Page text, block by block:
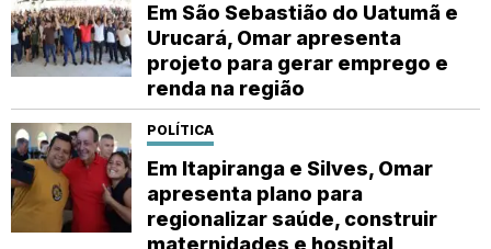
Em São Sebastião do Uatumã e
Urucará, Omar apresenta
projeto para gerar emprego e
renda na região
POLÍTICA
Em Itapiranga e Silves, Omar
apresenta plano para
regionalizar saúde, construir
maternidades e hospital